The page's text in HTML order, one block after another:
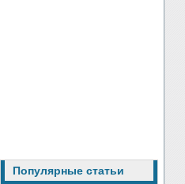
Популярные статьи